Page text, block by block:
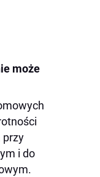
może
przy
i do